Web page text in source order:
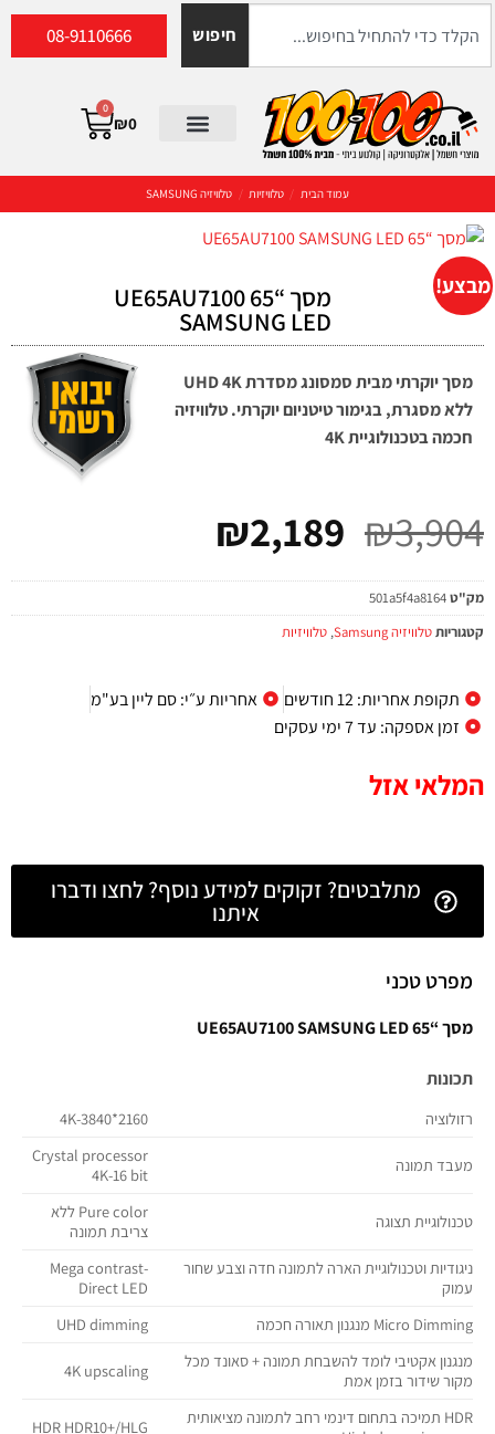
חיפוש 08-9110666
₪0
0
עמוד הבית / טלוויזיות / טלוויזיה SAMSUNG
מבצע! מסך “65 UE65AU7100
SAMSUNG LED
מסך יוקרתי מבית סמסונג מסדרת UHD 4K
ללא מסגרת, בגימור טיטניום יוקרתי. טלוויזיה
חכמה בטכנולוגיית 4K
₪3,904
₪2,189
מק"ט501a5f4a8164
קטגוריותטלוויזיה Samsung , טלוויזיות
תקופת אחריות: 12 חודשים
אחריות ע״י: סם ליין בע"מ
זמן אספקה: עד 7 ימי עסקים
המלאי אזל
מתלבטים? זקוקים למידע נוסף? לחצו ודברו
איתנו
מפרט טכני
מסך “65 UE65AU7100 SAMSUNG LED
תכונות
רזולוציה 4K-3840*2160
מעבד תמונה
Crystal processor
4K-16 bit
טכנולוגיית תצוגה
Pure color ללא
צריבת תמונה
ניגודיות וטכנולוגיית הארה לתמונה חדה וצבע שחור
עמוק
Mega contrast-
Direct LED
Micro Dimming מנגנון תאורה חכמה
UHD dimming
מנגנון אקטיבי לומד להשבחת תמונה + סאונד מכל
מקור שידור בזמן אמת
4K upscaling
HDR תמיכה בתחום דינמי רחב לתמונה מציאותית
HDR HDR10+/HLG